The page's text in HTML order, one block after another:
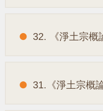
32. 《淨土宗概
31.《淨土宗概